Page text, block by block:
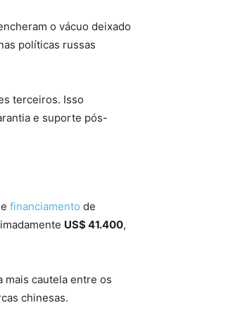
o vácuo deixado
políticas russas
terceiros. Isso
e suporte pós-
financiamento de
US$ 41.400,
mais cautela entre os
chinesas.